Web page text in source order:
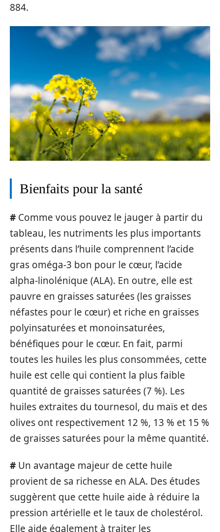
884.
Bienfaits pour la santé
# Comme vous pouvez le jauger à partir du
tableau, les nutriments les plus importants
présents dans l’huile comprennent l’acide
gras oméga-3 bon pour le cœur, l’acide
alpha-linolénique (ALA). En outre, elle est
pauvre en graisses saturées (les graisses
néfastes pour le cœur) et riche en graisses
polyinsaturées et monoinsaturées,
bénéfiques pour le cœur. En fait, parmi
toutes les huiles les plus consommées, cette
huile est celle qui contient la plus faible
quantité de graisses saturées (7 %). Les
huiles extraites du tournesol, du maïs et des
olives ont respectivement 12 %, 13 % et 15 %
de graisses saturées pour la même quantité.
# Un avantage majeur de cette huile
provient de sa richesse en ALA. Des études
suggèrent que cette huile aide à réduire la
pression artérielle et le taux de cholestérol.
Elle aide également à traiter les